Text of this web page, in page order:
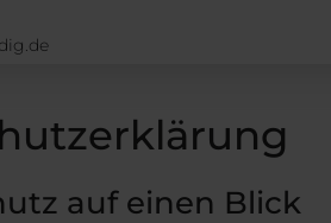
auf einen Blick